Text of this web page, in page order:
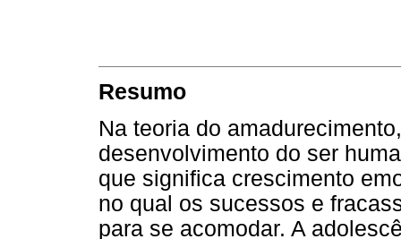
Resumo
Na teoria do
desenvolvimento do ser
que significa crescimento
no qual os sucessos e
para se acomodar. A